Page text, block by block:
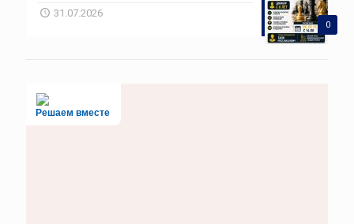
0
31.07.2026
Решаем вместе